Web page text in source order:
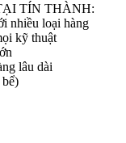
TÍN THÀNH:
nhiều loại hàng
kỹ thuật
lâu dài